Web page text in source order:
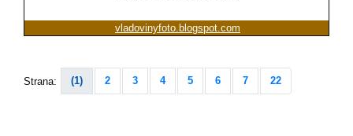
vladovinyfoto.blogspot.com
Strana: (1) 2 3 4 5 6 7 22